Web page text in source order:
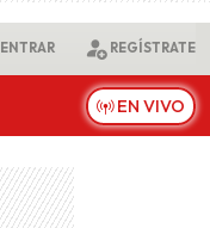
ENTRAR REGÍSTRATE
EN VIVO